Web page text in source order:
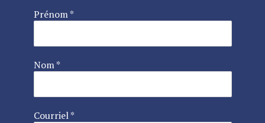
Prénom*
Nom*
Courriel*